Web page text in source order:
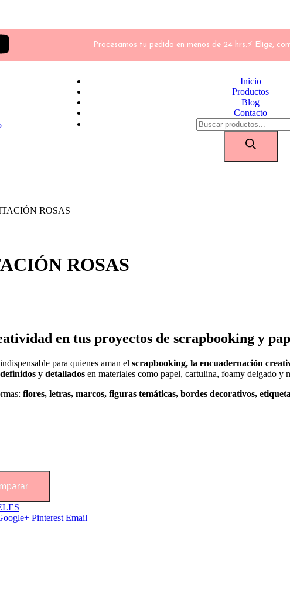
Procesamos tu pedido en menos de 24 hrs.⚡ Elige,
Inicio
Productos
Blog
Contacto
ROSAS
ROSAS
en tus proyectos de scrapbooking y
para quienes aman el scrapbooking, la encuadernación
y detallados en materiales como papel, cartulina, foamy delgado y
flores, letras, marcos, figuras temáticas, bordes decorativos,
Pinterest Email